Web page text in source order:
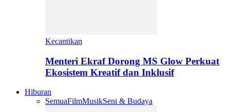
Kecantikan
Menteri Ekraf Dorong MS Glow Perkuat
Ekosistem Kreatif dan Inklusif
Hiburan
SemuaFilmMusikSeni & Budaya